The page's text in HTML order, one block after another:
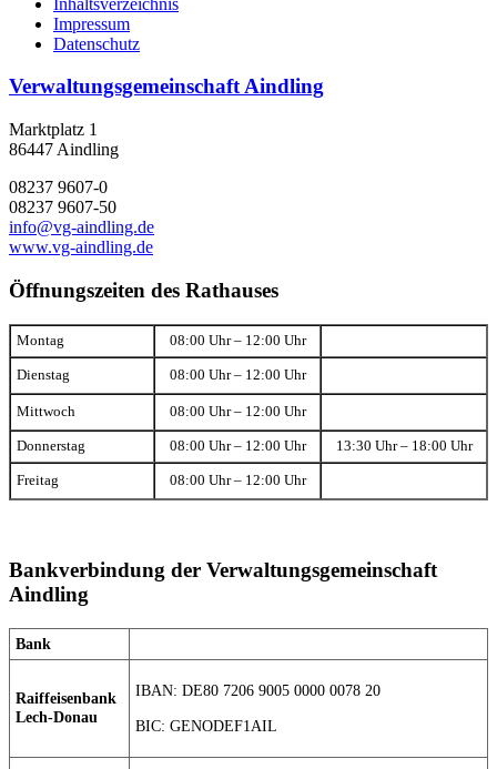
Impressum
Datenschutz
Verwaltungsgemeinschaft Aindling
Marktplatz 1
86447 Aindling
08237 9607-0
08237 9607-50
info@vg-aindling.de
www.vg-aindling.de
Öffnungszeiten des Rathauses
Montag 08:00 Uhr – 12:00 Uhr
Dienstag 08:00 Uhr – 12:00 Uhr
Mittwoch 08:00 Uhr – 12:00 Uhr
Donnerstag 08:00 Uhr – 12:00 Uhr 13:30 Uhr – 18:00 Uhr
Freitag 08:00 Uhr – 12:00 Uhr
Bankverbindung der Verwaltungsgemeinschaft
Aindling
Bank
Raiffeisenbank
Lech-Donau
IBAN: DE80 7206 9005 0000 0078 20
BIC: GENODEF1AIL